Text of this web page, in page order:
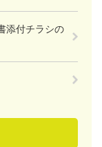
添付チラシの